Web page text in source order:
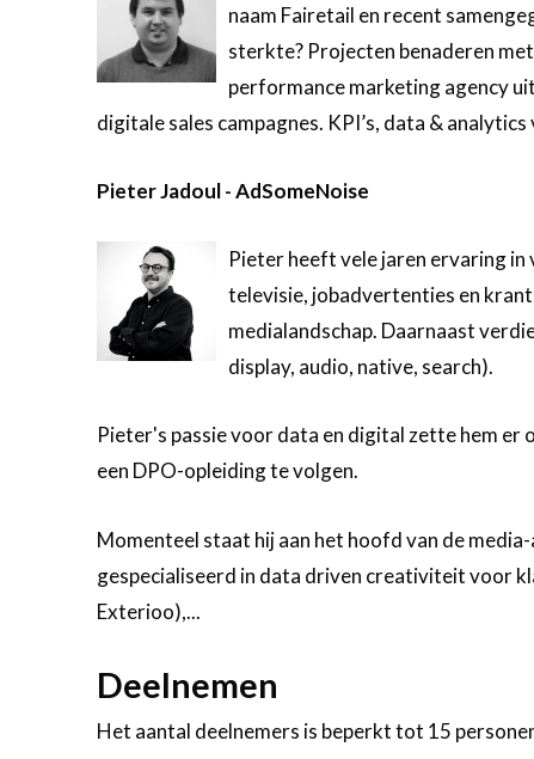
naam Fairetail en recent
sterkte? Projecten benaderen
performance marketing agency
digitale sales campagnes. KPI’s, data &
Pieter Jadoul - AdSomeNoise
Pieter heeft vele jaren ervaring
televisie, jobadvertenties en
medialandschap. Daarnaast
display, audio, native, search).
Pieter's passie voor data en digital zette hem er
een DPO-opleiding te volgen.
Momenteel staat hij aan het hoofd van de
gespecialiseerd in data driven creativiteit voor
Exterioo),...
Deelnemen
Het aantal deelnemers is beperkt tot 15